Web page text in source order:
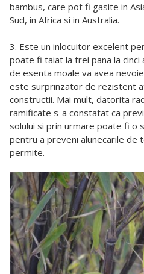
bambus, care pot fi gasite in
Sud, in Africa si in Australia.
3. Este un inlocuitor excelent
poate fi taiat la trei pana la cinci
de esenta moale va avea
este surprinzator de rezistent
constructii. Mai mult, datorita
ramificate s-a constatat ca
solului si prin urmare poate fi o
pentru a preveni alunecarile de
permite.